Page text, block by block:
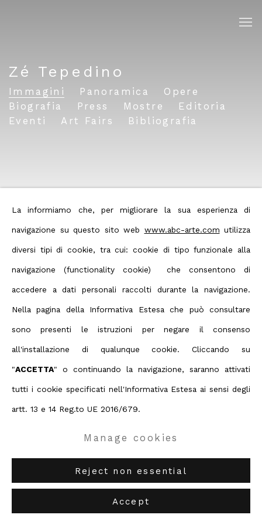
Zé Tepedino
Immagini Panoramica
Opere
Biografia
Press Mostre
Editoria
Eventi
Art Fairs Bibliografia
La informiamo che, per migliorare la sua esperienza di
navigazione su questo sito web www.abc-arte.com utilizza
diversi tipi di cookie, tra cui: cookie di tipo funzionale alla
navigazione (functionality cookie) che consentono di
accedere a dati personali raccolti durante la navigazione.
Nella pagina della Informativa Estesa che può consultare
sono presenti le istruzioni per negare il consenso
all'installazione di qualunque cookie. Cliccando su
"ACCETTA" o continuando la navigazione, saranno attivati
tutti i cookie specificati nell'Informativa Estesa ai sensi degli
artt. 13 e 14 Reg.to UE 2016/679.
Manage cookies
Reject non essential
Accept